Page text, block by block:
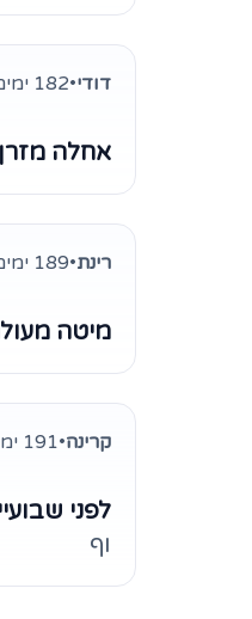
דודי•182 ימים שעברו
אחלה
רינת•189 ימים שעברו
מיטה
קרינה•191 ימים שעברו
לפני
וף